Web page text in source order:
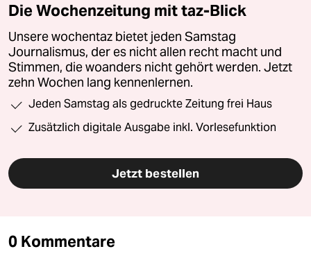
Die Wochenzeitung mit taz-Blick
Unsere wochentaz bietet jeden Samstag
Journalismus, der es nicht allen recht macht und
Stimmen, die woanders nicht gehört werden. Jetzt
zehn Wochen lang kennenlernen.
Jeden Samstag als gedruckte Zeitung frei Haus
Zusätzlich digitale Ausgabe inkl. Vorlesefunktion
Jetzt bestellen
0 Kommentare